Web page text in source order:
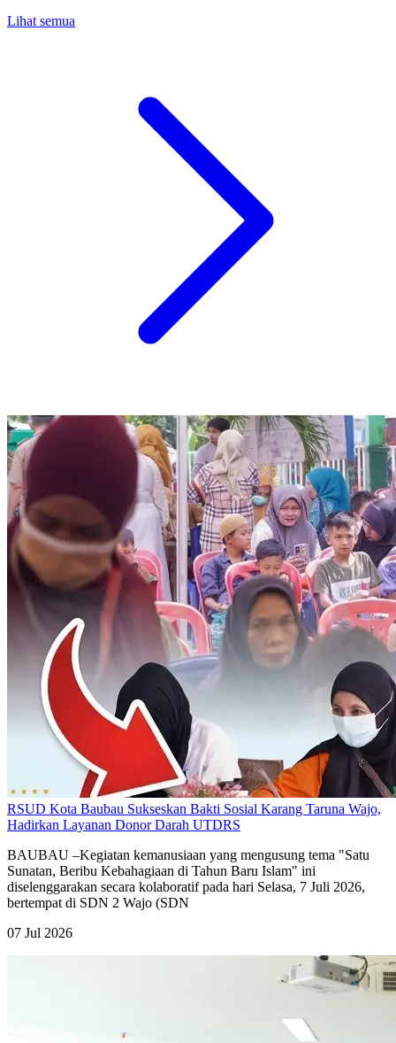
Lihat semua
RSUD Kota Baubau Sukseskan Bakti Sosial Karang Taruna Wajo,
Hadirkan Layanan Donor Darah UTDRS
BAUBAU –Kegiatan kemanusiaan yang mengusung tema "Satu
Sunatan, Beribu Kebahagiaan di Tahun Baru Islam" ini
diselenggarakan secara kolaboratif pada hari Selasa, 7 Juli 2026,
bertempat di SDN 2 Wajo (SDN
07 Jul 2026